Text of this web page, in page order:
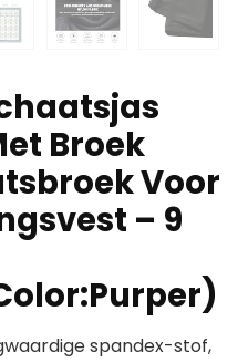
Broek
Voor
– 9
spandex-stof,